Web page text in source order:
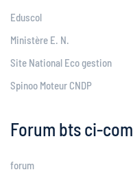
Eduscol
Ministère E. N.
Site National Eco gestion
Spinoo Moteur CNDP
Forum bts ci-
forum